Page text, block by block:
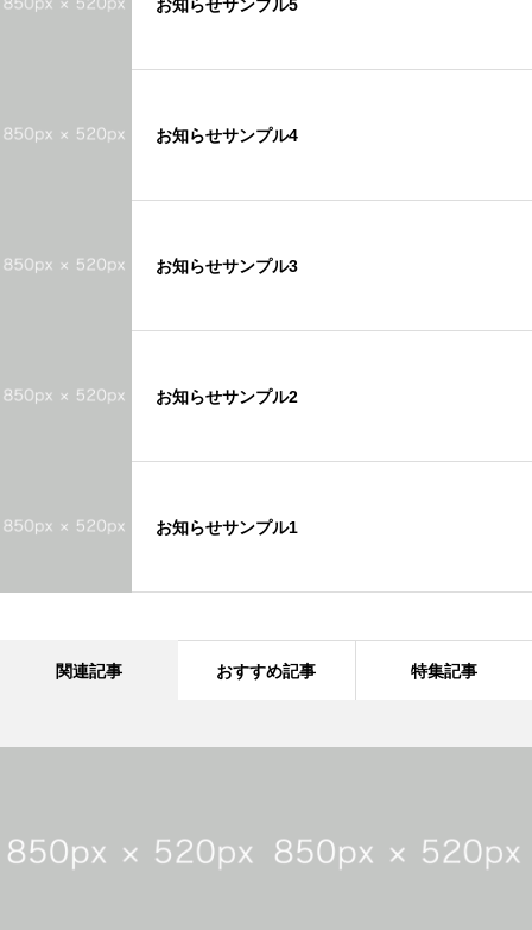
お知らせサンプル5
お知らせサンプル4
お知らせサンプル3
お知らせサンプル2
お知らせサンプル1
関連記事 おすすめ記事 特集記事